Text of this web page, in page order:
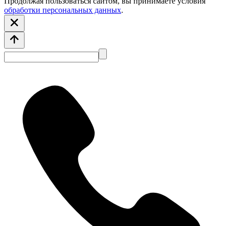
обработки персональных данных.